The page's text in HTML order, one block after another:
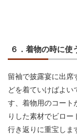
６．着物の時に使
留袖で披露宴に出席
どを着ていけばよい
す、着物用のコート
りした素材でビロ
行き返りに重宝しま